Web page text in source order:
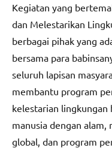
Kegiatan yang
dan Melestarikan
berbagai pihak yang
bersama para
seluruh lapisan
membantu program
kelestarian lingkungan
manusia dengan alam,
global, dan program